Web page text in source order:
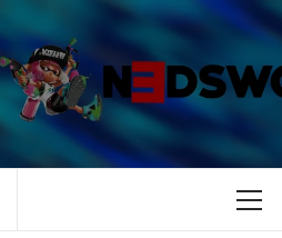
al
contenido
TUS ESPECIALISTAS EN
Menú